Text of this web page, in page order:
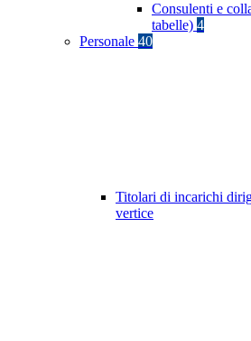
Consulenti e
tabelle) 4
Personale 40
Titolari di incarichi
vertice